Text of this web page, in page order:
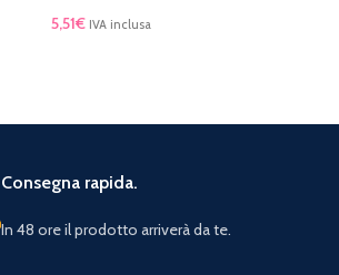
5,51€ IVA inclusa
Consegna rapida.
In 48 ore il prodotto arriverà da te.